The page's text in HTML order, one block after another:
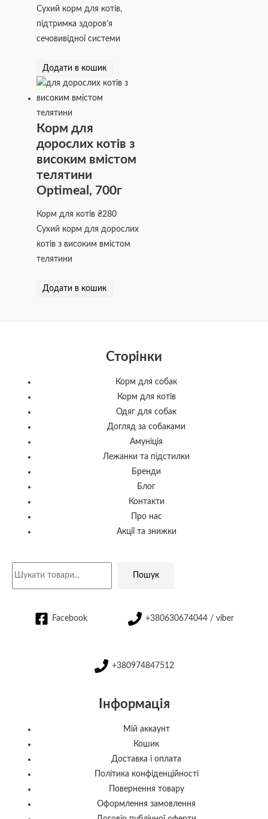
Сухий корм для котів,
підтримка здоров’я
сечовивідної системи
Додати в кошик
Корм для
дорослих котів з
високим вмістом
телятини
Optimeal, 700г
Корм для котів₴280
Сухий корм для дорослих
котів з високим вмістом
телятини
Додати в кошик
Сторінки
Корм для собак
Корм для котів
Одяг для собак
Догляд за собаками
Амуніція
Лежанки та підстилки
Бренди
Блог
Контакти
Про нас
Акції та знижки
Пошук
Facebook +380630674044 / viber
+380974847512
Інформація
Мій аккаунт
Кошик
Доставка і оплата
Політика конфіденційності
Повернення товару
Оформлення замовлення